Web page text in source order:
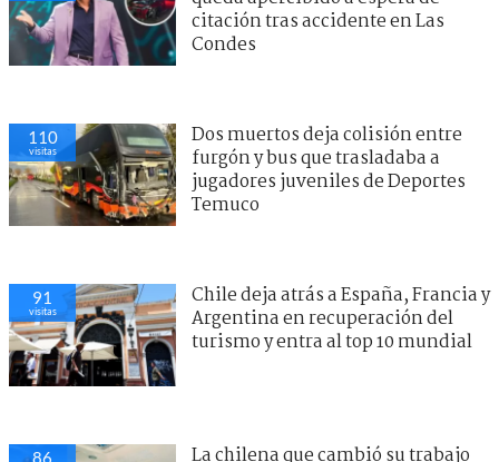
citación tras accidente en Las
Condes
110
visitas
Dos muertos deja colisión entre
furgón y bus que trasladaba a
jugadores juveniles de Deportes
Temuco
91
visitas
Chile deja atrás a España, Francia y
Argentina en recuperación del
turismo y entra al top 10 mundial
86 La chilena que cambió su trabajo